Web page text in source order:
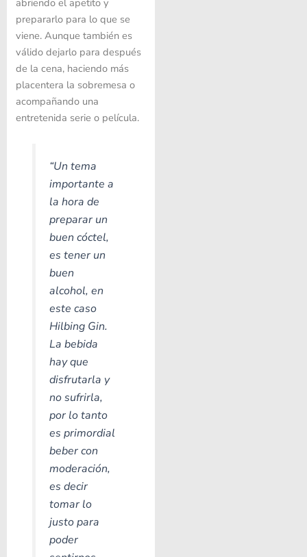
abriendo el apetito y
prepararlo para lo que se
viene. Aunque también es
válido dejarlo para después
de la cena, haciendo más
placentera la sobremesa o
acompañando una
entretenida serie o película.
“Un tema
importante a
la hora de
preparar un
buen cóctel,
es tener un
buen
alcohol, en
este caso
Hilbing Gin.
La bebida
hay que
disfrutarla y
no sufrirla,
por lo tanto
es primordial
beber con
moderación,
es decir
tomar lo
justo para
poder